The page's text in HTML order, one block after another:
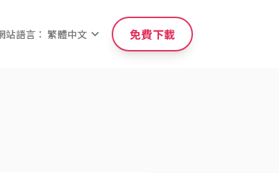
站語言： 繁體中文 免費下載